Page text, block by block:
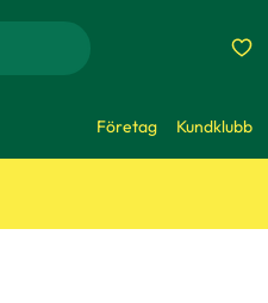
Företag Kundklubb